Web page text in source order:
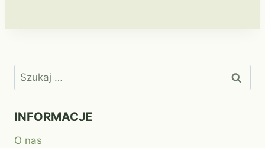
Szukaj:
INFORMACJE
O nas